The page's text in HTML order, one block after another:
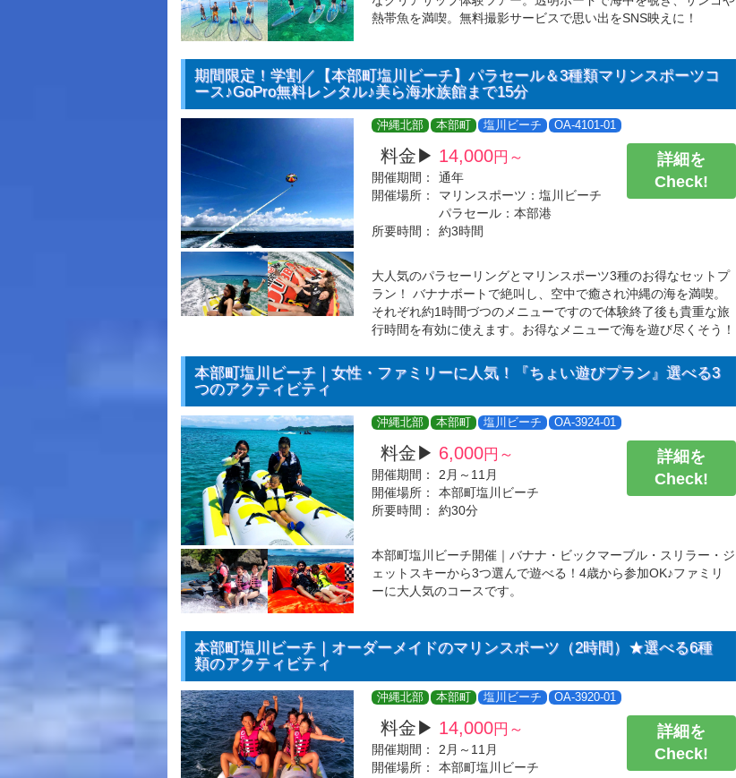
熱帯魚を満喫。無料撮影サービスで思い出をSNS映えに！
期間限定！学割／【本部町塩川ビーチ】パラセール＆3種類マリンスポーツコ
ース♪GoPro無料レンタル♪美ら海水族館まで15分
沖縄北部 本部町 塩川ビーチ OA-4101-01
料金▶ 14,000円～
開催期間：
通年
開催場所：
マリンスポーツ：塩川ビーチ
パラセール：本部港
所要時間：
約3時間
詳細を
Check!
大人気のパラセーリングとマリンスポーツ3種のお得なセットプ
ラン！ バナナボートで絶叫し、空中で癒され沖縄の海を満喫。
それぞれ約1時間づつのメニューですので体験終了後も貴重な旅
行時間を有効に使えます。お得なメニューで海を遊び尽くそう！
本部町塩川ビーチ｜女性・ファミリーに人気！『ちょい遊びプラン』選べる3
つのアクティビティ
沖縄北部 本部町 塩川ビーチ OA-3924-01
料金▶ 6,000円～
開催期間：
2月～11月
開催場所：
本部町塩川ビーチ
所要時間：
約30分
詳細を
Check!
本部町塩川ビーチ開催｜バナナ・ビックマーブル・スリラー・ジ
ェットスキーから3つ選んで遊べる！4歳から参加OK♪ファミリ
ーに大人気のコースです。
本部町塩川ビーチ｜オーダーメイドのマリンスポーツ（2時間）★選べる6種
類のアクティビティ
沖縄北部 本部町 塩川ビーチ OA-3920-01
料金▶ 14,000円～
開催期間：
2月～11月
開催場所：
本部町塩川ビーチ
詳細を
Check!